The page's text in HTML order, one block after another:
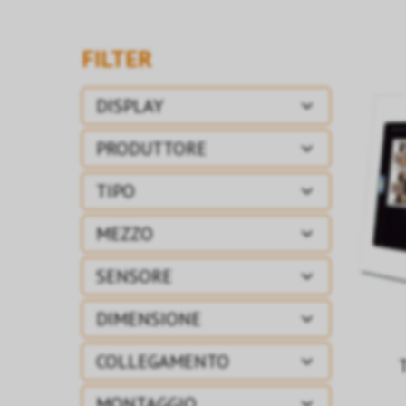
FILTER
DISPLAY
PRODUTTORE
TIPO
MEZZO
SENSORE
DIMENSIONE
COLLEGAMENTO